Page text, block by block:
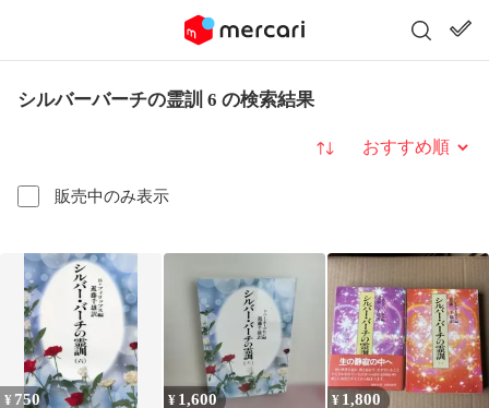
シルバーバーチの霊訓 6 の検索結果
販売中のみ表示
並び替え
¥ 750 ¥ 1,600 ¥ 1,800